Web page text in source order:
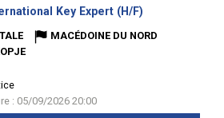
Key Expert (H/F)
MACÉDOINE DU NORD
: 05/09/2026 20:00